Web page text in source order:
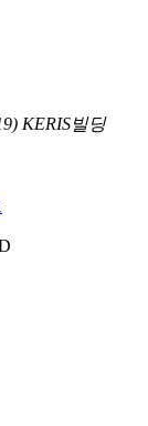
KERIS빌딩